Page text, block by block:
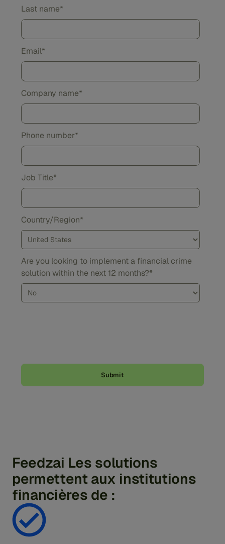
Last name*
Email*
Company name*
Phone number*
Job Title*
Country/Region*
Are you looking to implement a financial crime
solution within the next 12 months?*
Feedzai Les solutions
permettent aux institutions
financières de :